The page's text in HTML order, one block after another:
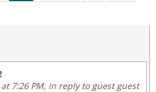
7:26 PM, in reply to guest guest